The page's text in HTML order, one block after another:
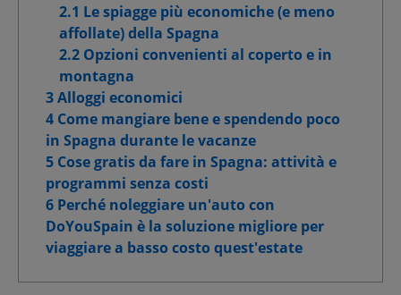
2.1 Le spiagge più economiche (e meno
affollate) della Spagna
2.2 Opzioni convenienti al coperto e in
montagna
3 Alloggi economici
4 Come mangiare bene e spendendo poco
in Spagna durante le vacanze
5 Cose gratis da fare in Spagna: attività e
programmi senza costi
6 Perché noleggiare un'auto con
DoYouSpain è la soluzione migliore per
viaggiare a basso costo quest'estate
Cookie per pubblicità mirata
Cookie pubblicitari avanzati
Conferma le mie scelte
Consenti tutti